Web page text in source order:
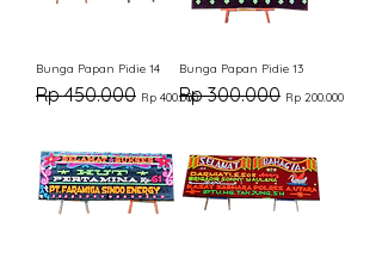
Bunga Papan Pidie 14
Harga Reguler
Rp 450.000 Harga Promosi
Rp 400.000
Bunga Papan Pidie 13
Harga Reguler
Rp 300.000 Rp 200.000